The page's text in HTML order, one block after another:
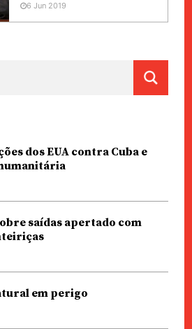
6 Jun 2019
dos EUA contra Cuba e
saídas apertado com
em perigo